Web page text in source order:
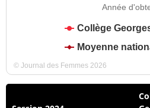
Année
Collège
Moyenne
© Journal des Femmes 2026